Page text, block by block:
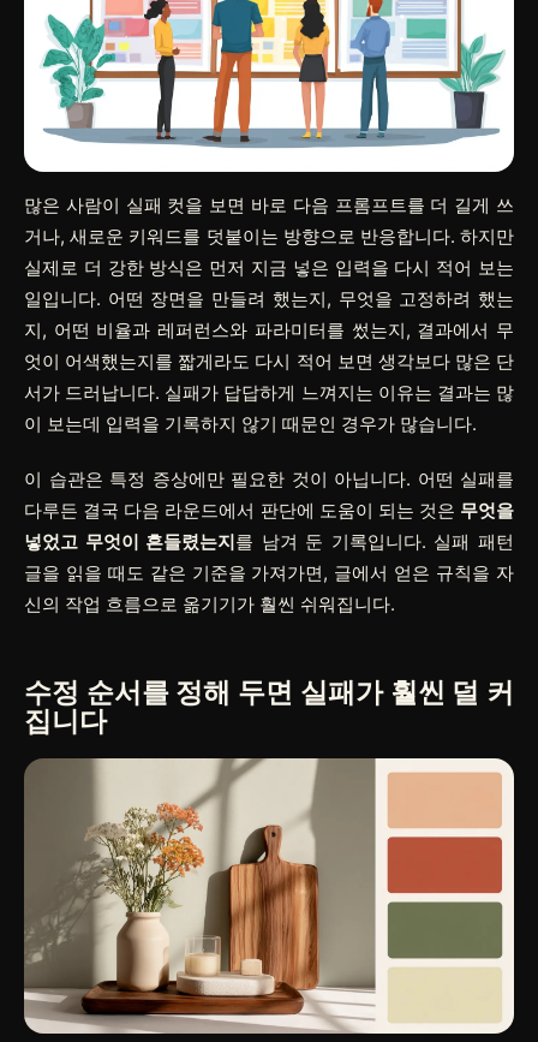
많은 사람이 실패 컷을 보면 바로 다음 프롬프트를 더 길게 쓰
거나, 새로운 키워드를 덧붙이는 방향으로 반응합니다. 하지만
실제로 더 강한 방식은 먼저 지금 넣은 입력을 다시 적어 보는
일입니다. 어떤 장면을 만들려 했는지, 무엇을 고정하려 했는
지, 어떤 비율과 레퍼런스와 파라미터를 썼는지, 결과에서 무
엇이 어색했는지를 짧게라도 다시 적어 보면 생각보다 많은 단
서가 드러납니다. 실패가 답답하게 느껴지는 이유는 결과는 많
이 보는데 입력을 기록하지 않기 때문인 경우가 많습니다.
이 습관은 특정 증상에만 필요한 것이 아닙니다. 어떤 실패를
다루든 결국 다음 라운드에서 판단에 도움이 되는 것은 무엇을
넣었고 무엇이 흔들렸는지를 남겨 둔 기록입니다. 실패 패턴
글을 읽을 때도 같은 기준을 가져가면, 글에서 얻은 규칙을 자
신의 작업 흐름으로 옮기기가 훨씬 쉬워집니다.
수정 순서를 정해 두면 실패가 훨씬 덜 커
집니다